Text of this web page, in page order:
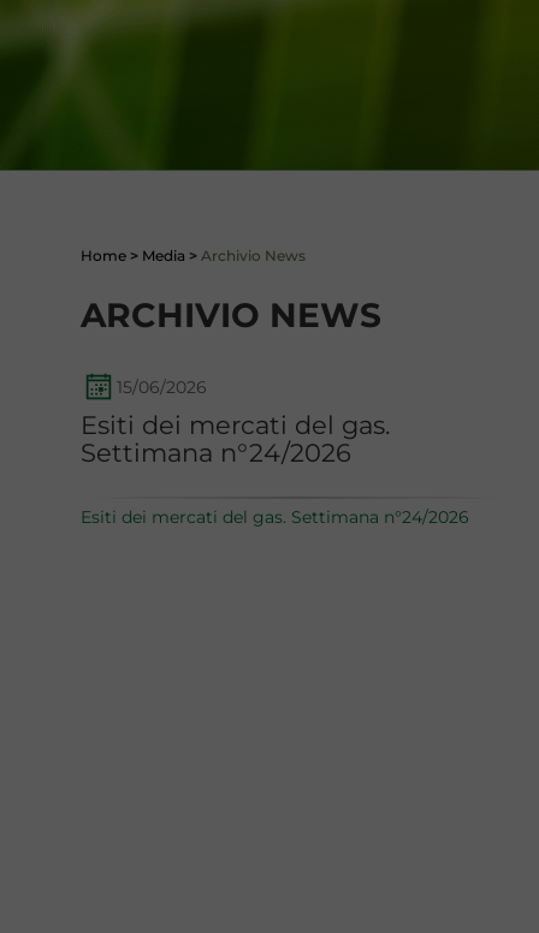
Home > Media > Archivio News
ARCHIVIO NEWS
15/06/2026
Esiti dei mercati del gas.
Settimana n°24/2026
Esiti dei mercati del gas. Settimana n°24/2026